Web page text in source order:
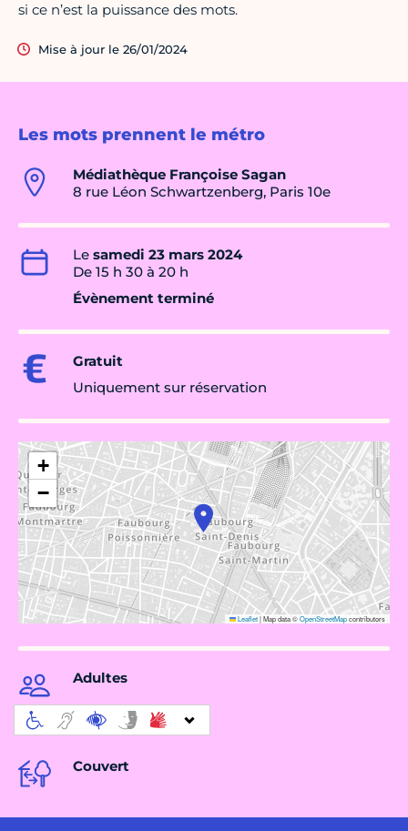
Les mots prennent le métro
Médiathèque Françoise Sagan
8 rue Léon Schwartzenberg, Paris 10e
Le samedi 23 mars 2024
De 15 h 30 à 20 h
Évènement terminé
Gratuit
Uniquement sur réservation
+
−
Leaflet|Map data ©OpenStreetMapcontributors
Adultes
Couvert
si ce n’est la puissance des mots.
Mise à jour le 26/01/2024